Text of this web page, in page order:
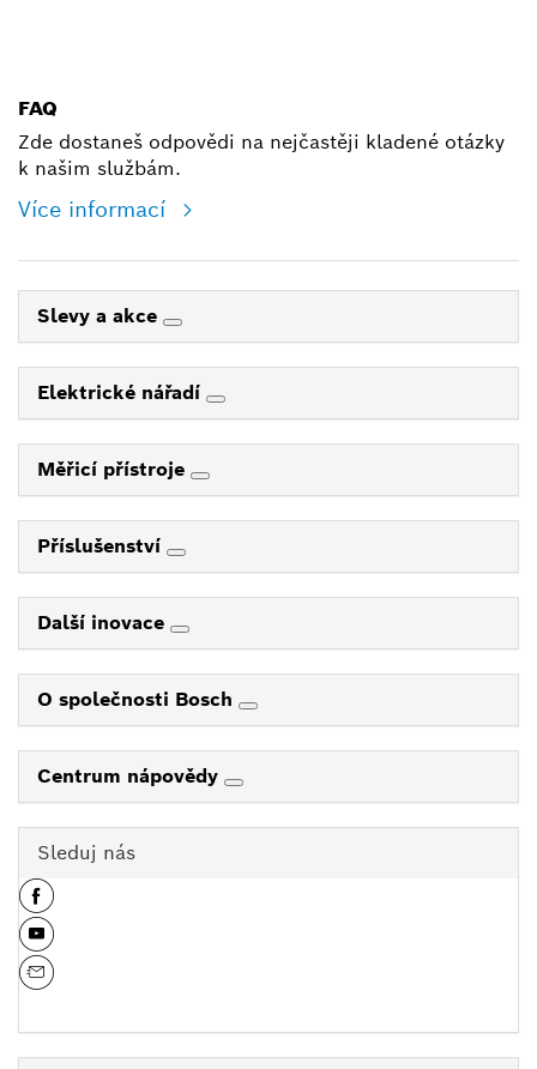
FAQ
Zde dostaneš odpovědi na nejčastěji kladené otázky
k našim službám.
Více informací
Slevy a akce
Elektrické nářadí
Měřicí přístroje
Příslušenství
Další inovace
O společnosti Bosch
Centrum nápovědy
Sleduj nás